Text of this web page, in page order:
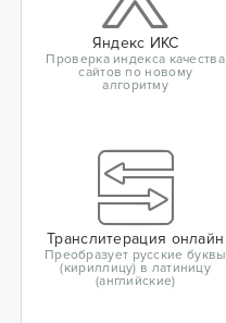
Яндекс ИКС
Проверка индекса качества
сайтов по новому
алгоритму
Транслитерация онлайн
Преобразует русские буквы
(кириллицу) в латиницу
(английские)